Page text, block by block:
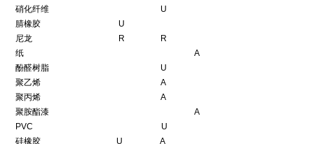
硝化纤维 U
腈橡胶 U
尼龙 R R
纸 A
酚醛树脂 U
聚乙烯 A
聚丙烯 A
聚胺酯漆 A
PVC U
硅橡胶 U A